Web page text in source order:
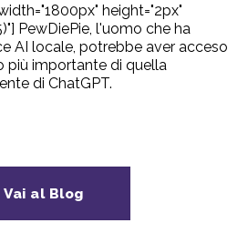
height="2px"
PewDiePie, l'uomo che ha
AI locale, potrebbe aver acceso
più importante di quella
di ChatGPT.
Vai al Blog